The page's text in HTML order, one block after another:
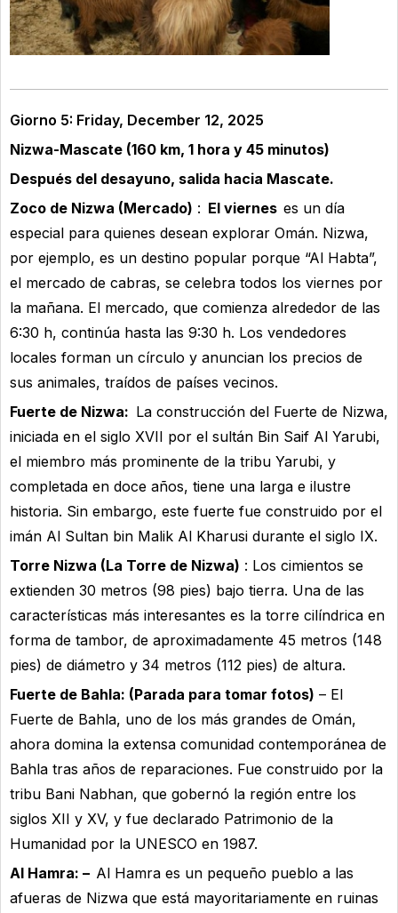
Giorno 5: Friday, December 12, 2025
Nizwa-Mascate (160 km, 1 hora y 45 minutos)
Después del desayuno, salida hacia Mascate.
Zoco de Nizwa (Mercado) : El viernes es un día
especial para quienes desean explorar Omán. Nizwa,
por ejemplo, es un destino popular porque “Al Habta”,
el mercado de cabras, se celebra todos los viernes por
la mañana. El mercado, que comienza alrededor de las
6:30 h, continúa hasta las 9:30 h. Los vendedores
locales forman un círculo y anuncian los precios de
sus animales, traídos de países vecinos.
Fuerte de Nizwa: La construcción del Fuerte de Nizwa,
iniciada en el siglo XVII por el sultán Bin Saif Al Yarubi,
el miembro más prominente de la tribu Yarubi, y
completada en doce años, tiene una larga e ilustre
historia. Sin embargo, este fuerte fue construido por el
imán Al Sultan bin Malik Al Kharusi durante el siglo IX.
Torre Nizwa (La Torre de Nizwa) : Los cimientos se
extienden 30 metros (98 pies) bajo tierra. Una de las
características más interesantes es la torre cilíndrica en
forma de tambor, de aproximadamente 45 metros (148
pies) de diámetro y 34 metros (112 pies) de altura.
Fuerte de Bahla: (Parada para tomar fotos) – El
Fuerte de Bahla, uno de los más grandes de Omán,
ahora domina la extensa comunidad contemporánea de
Bahla tras años de reparaciones. Fue construido por la
tribu Bani Nabhan, que gobernó la región entre los
siglos XII y XV, y fue declarado Patrimonio de la
Humanidad por la UNESCO en 1987.
Al Hamra: – Al Hamra es un pequeño pueblo a las
afueras de Nizwa que está mayoritariamente en ruinas